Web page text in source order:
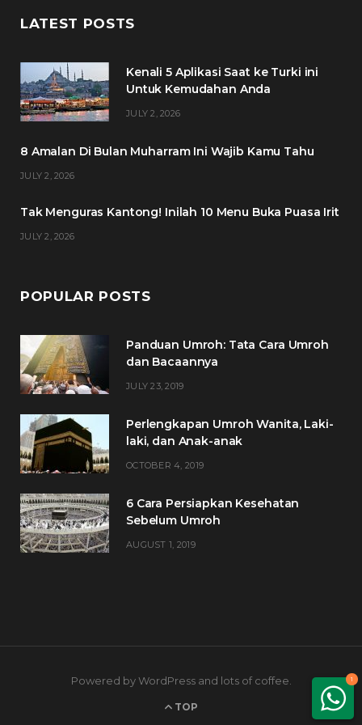
1
c
b
t
a
e
LATEST POSTS
Kenali 5 Aplikasi Saat ke Turki ini
Untuk Kemudahan Anda
JULY 2, 2026
8 Amalan Di Bulan Muharram Ini Wajib Kamu Tahu
JULY 2, 2026
Tak Menguras Kantong! Inilah 10 Menu Buka Puasa Irit
JULY 2, 2026
POPULAR POSTS
Panduan Umroh: Tata Cara Umroh
dan Bacaannya
JULY 23, 2019
Perlengkapan Umroh Wanita, Laki-
laki, dan Anak-anak
OCTOBER 4, 2019
6 Cara Persiapkan Kesehatan
Sebelum Umroh
AUGUST 1, 2019
Powered by WordPress and lots of coffee.
TOP